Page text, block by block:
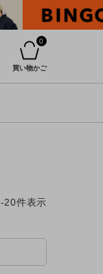
0
買い物かご
-20件表示